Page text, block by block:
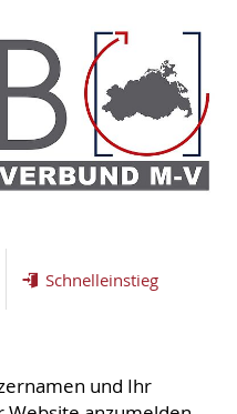
Schnelleinstieg
und Ihr